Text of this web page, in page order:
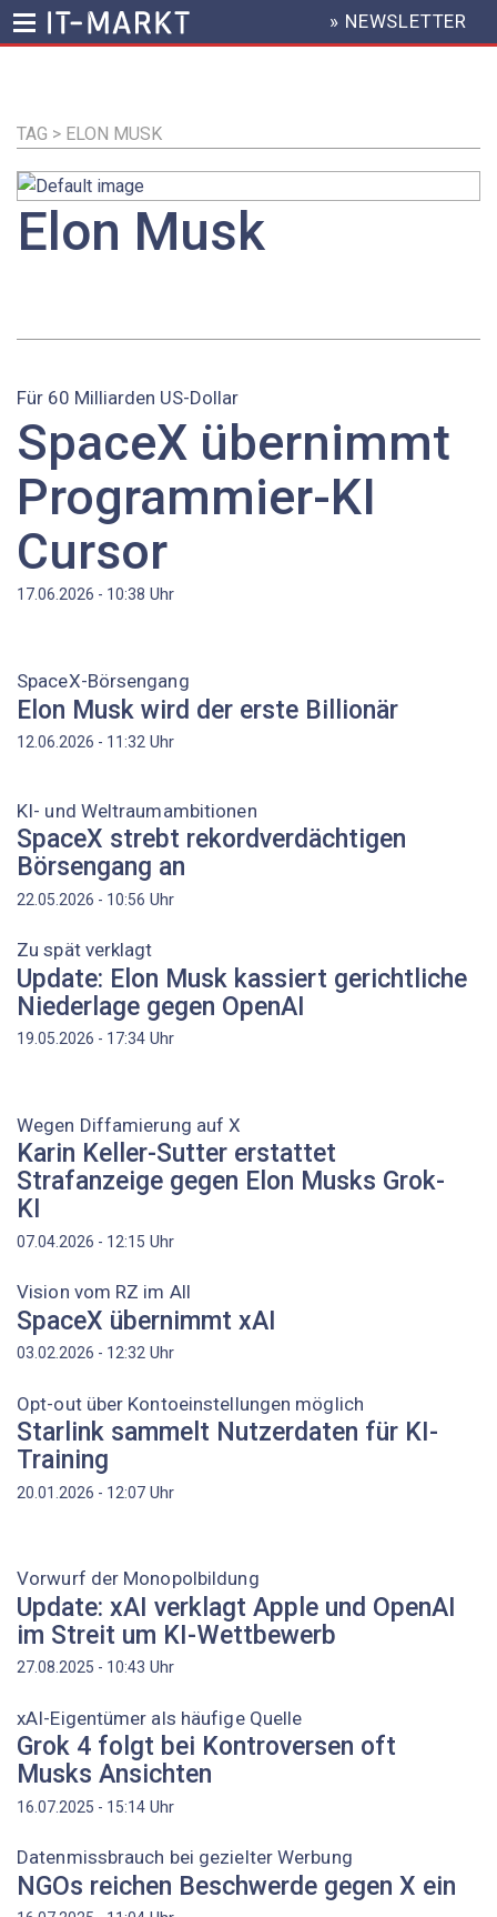
Inhalt
HEADER
MENU
» NEWSLETTER
TAG > ELON MUSK
Elon Musk
Für 60 Milliarden US-Dollar
SpaceX übernimmt
Programmier-KI
Cursor
17.06.2026 - 10:38 Uhr
SpaceX-Börsengang
Elon Musk wird der erste Billionär
12.06.2026 - 11:32 Uhr
KI- und Weltraumambitionen
SpaceX strebt rekordverdächtigen
Börsengang an
22.05.2026 - 10:56 Uhr
Zu spät verklagt
Update: Elon Musk kassiert gerichtliche
Niederlage gegen OpenAI
19.05.2026 - 17:34 Uhr
Wegen Diffamierung auf X
Karin Keller-Sutter erstattet
Strafanzeige gegen Elon Musks Grok-
KI
07.04.2026 - 12:15 Uhr
Vision vom RZ im All
SpaceX übernimmt xAI
03.02.2026 - 12:32 Uhr
Opt-out über Kontoeinstellungen möglich
Starlink sammelt Nutzerdaten für KI-
Training
20.01.2026 - 12:07 Uhr
Vorwurf der Monopolbildung
Update: xAI verklagt Apple und OpenAI
im Streit um KI-Wettbewerb
27.08.2025 - 10:43 Uhr
xAI-Eigentümer als häufige Quelle
Grok 4 folgt bei Kontroversen oft
Musks Ansichten
16.07.2025 - 15:14 Uhr
Datenmissbrauch bei gezielter Werbung
NGOs reichen Beschwerde gegen X ein